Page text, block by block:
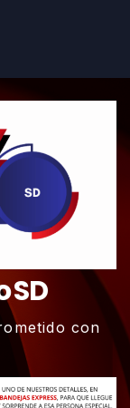
SD
con